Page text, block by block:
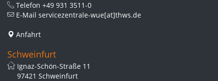
Telefon +49 931 3511-0
E-Mail servicezentrale-wue[at]thws.de
Anfahrt
Schweinfurt
Ignaz-Schön-Straße 11
97421 Schweinfurt